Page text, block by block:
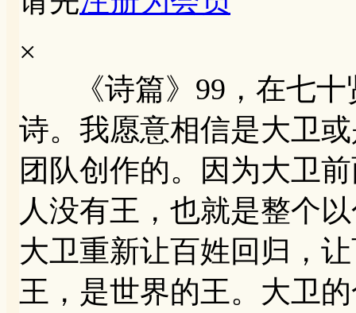
×
《诗篇》99，在七十
诗。我愿意相信是大卫
团队创作的。因为大卫
人没有王，也就是整个
大卫重新让百姓回归，
王，是世界的王。大卫